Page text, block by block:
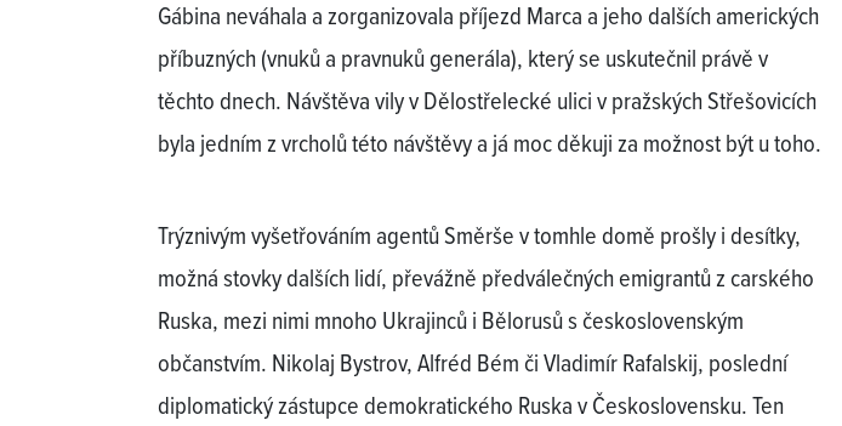
Gábina neváhala a zorganizovala příjezd Marca a jeho dalších amerických
příbuzných (vnuků a pravnuků generála), který se uskutečnil právě v
těchto dnech. Návštěva vily v Dělostřelecké ulici v pražských Střešovicích
byla jedním z vrcholů této návštěvy a já moc děkuji za možnost být u toho.
Trýznivým vyšetřováním agentů Směrše v tomhle domě prošly i desítky,
možná stovky dalších lidí, převážně předválečných emigrantů z carského
Ruska, mezi nimi mnoho Ukrajinců i Bělorusů s československým
občanstvím. Nikolaj Bystrov, Alfréd Bém či Vladimír Rafalskij, poslední
diplomatický zástupce demokratického Ruska v Československu. Ten